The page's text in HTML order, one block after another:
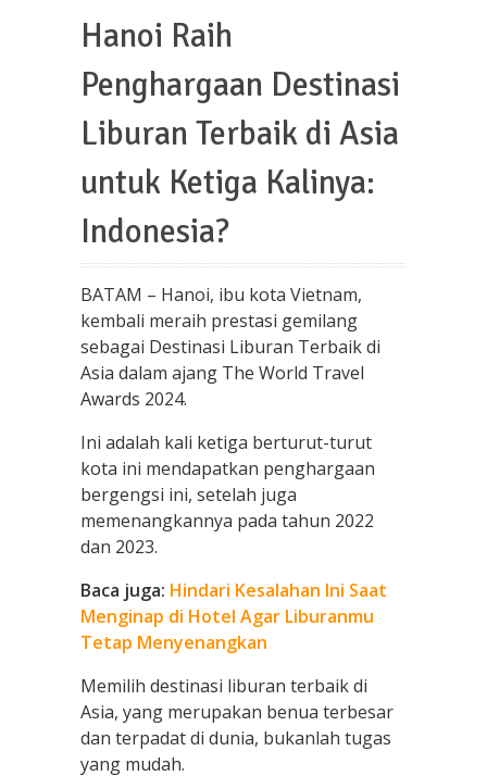
Hanoi Raih
Penghargaan Destinasi
Liburan Terbaik di Asia
untuk Ketiga Kalinya:
Indonesia?
BATAM – Hanoi, ibu kota Vietnam,
kembali meraih prestasi gemilang
sebagai Destinasi Liburan Terbaik di
Asia dalam ajang The World Travel
Awards 2024.
Ini adalah kali ketiga berturut-turut
kota ini mendapatkan penghargaan
bergengsi ini, setelah juga
memenangkannya pada tahun 2022
dan 2023.
Baca juga: Hindari Kesalahan Ini Saat
Menginap di Hotel Agar Liburanmu
Tetap Menyenangkan
Memilih destinasi liburan terbaik di
Asia, yang merupakan benua terbesar
dan terpadat di dunia, bukanlah tugas
yang mudah.